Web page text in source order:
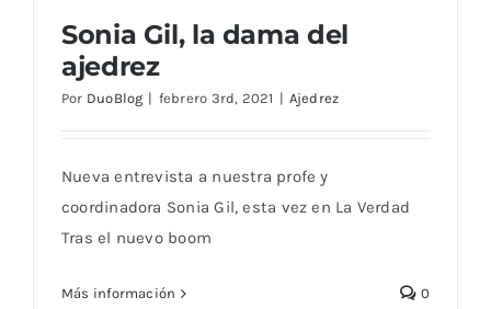
Sonia Gil, la dama del
ajedrez
Por DuoBlog | febrero 3rd, 2021 | Ajedrez
Nueva entrevista a nuestra profe y
coordinadora Sonia Gil, esta vez en La Verdad
Tras el nuevo boom
Más información 0